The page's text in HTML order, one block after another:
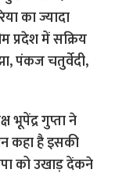
का ज्यादा
प्रदेश में सक्रिय
पंकज चतुर्वेदी,
भूपेंद्र गुप्ता ने
कहा है इसकी
को उखाड़ देंकने